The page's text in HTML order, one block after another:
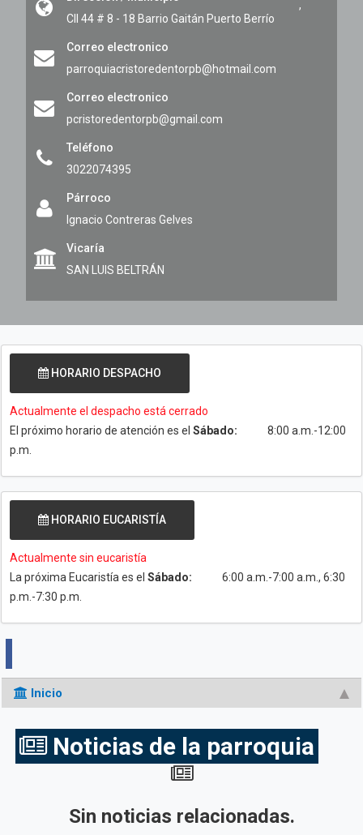
Cll 44 # 8 - 18 Barrio Gaitán Puerto Berrío
Correo electronico
parroquiacristoredentorpb@hotmail.com
,
Correo electronico
pcristoredentorpb@gmail.com
Teléfono
3022074395
Párroco
Ignacio Contreras Gelves
Vicaría
SAN LUIS BELTRÁN
HORARIO DESPACHO
Actualmente el despacho está cerrado
El próximo horario de atención es el Sábado:
8:00 a.m.-12:00
p.m.
HORARIO EUCARISTÍA
Actualmente sin eucaristía
La próxima Eucaristía es el Sábado:
6:00 a.m.-7:00 a.m., 6:30
p.m.-7:30 p.m.
Inicio
Noticias de la parroquia
Sin noticias relacionadas.